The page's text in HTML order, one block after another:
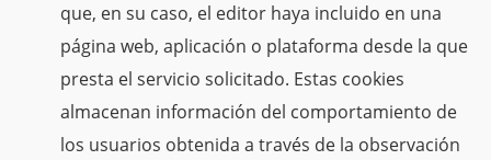
que, en su caso, el editor haya incluido en una
página web, aplicación o plataforma desde la que
presta el servicio solicitado. Estas cookies
almacenan información del comportamiento de
los usuarios obtenida a través de la observación